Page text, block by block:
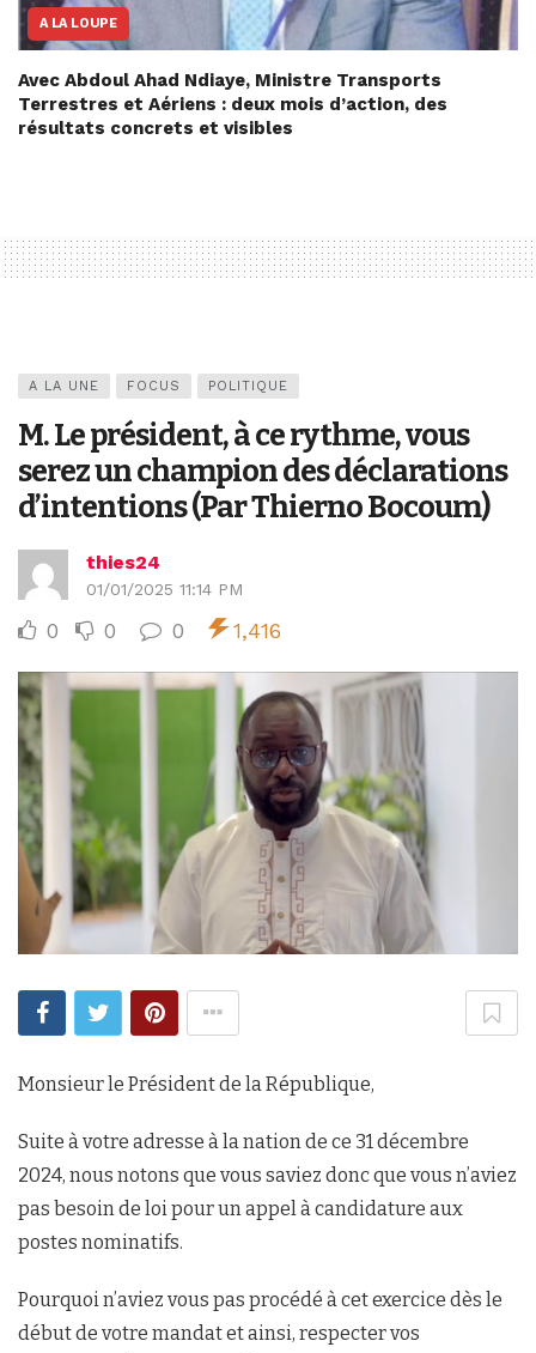
A LA LOUPE
Avec Abdoul Ahad Ndiaye, Ministre Transports
Terrestres et Aériens : deux mois d’action, des
résultats concrets et visibles
A LA UNE FOCUS POLITIQUE
M. Le président, à ce rythme, vous
serez un champion des déclarations
d’intentions (Par Thierno Bocoum)
thies24
01/01/2025 11:14 PM
0 0 0 1,416
Monsieur le Président de la République,
Suite à votre adresse à la nation de ce 31 décembre
2024, nous notons que vous saviez donc que vous n’aviez
pas besoin de loi pour un appel à candidature aux
postes nominatifs.
Pourquoi n’aviez vous pas procédé à cet exercice dès le
début de votre mandat et ainsi, respecter vos